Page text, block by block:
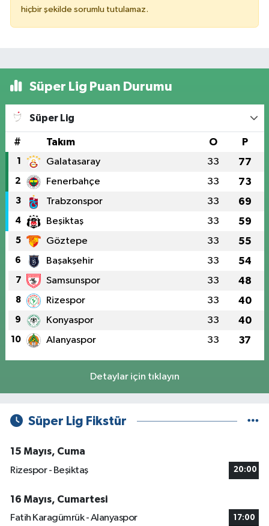
hiçbir şekilde sorumlu tutulamaz.
Süper Lig Puan Durumu
Süper Lig
# Takım O P
1 Galatasaray 33 77
2 Fenerbahçe 33 73
3 Trabzonspor 33 69
4 Beşiktaş 33 59
5 Göztepe 33 55
6 Başakşehir 33 54
7 Samsunspor 33 48
8 Rizespor 33 40
9 Konyaspor 33 40
10 Alanyaspor 33 37
Detaylar için tıklayın
Süper Lig Fikstür
15 Mayıs, Cuma
Rizespor - Beşiktaş
20:00
16 Mayıs, Cumartesi
Fatih Karagümrük - Alanyaspor
17:00